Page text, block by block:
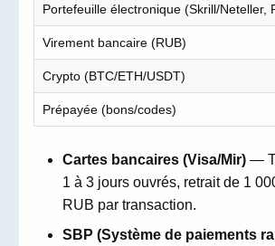
Portefeuille électronique (Skrill/Neteller,
Virement bancaire (RUB)
Crypto (BTC/ETH/USDT)
Prépayée (bons/codes)
Cartes bancaires (Visa/Mir) —
1 à 3 jours ouvrés, retrait de 1
RUB par transaction.
SBP (Système de paiements